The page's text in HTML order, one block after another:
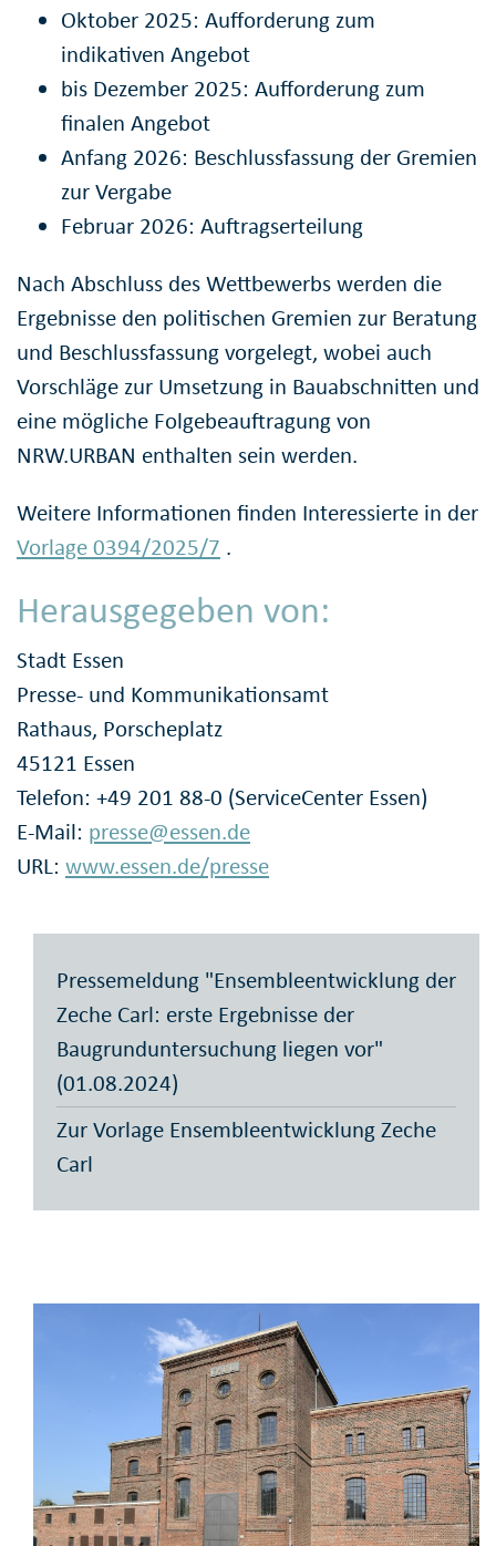
Oktober 2025: Aufforderung zum
indikativen Angebot
bis Dezember 2025: Aufforderung zum
finalen Angebot
Anfang 2026: Beschlussfassung der Gremien
zur Vergabe
Februar 2026: Auftragserteilung
Nach Abschluss des Wettbewerbs werden die
Ergebnisse den politischen Gremien zur Beratung
und Beschlussfassung vorgelegt, wobei auch
Vorschläge zur Umsetzung in Bauabschnitten und
eine mögliche Folgebeauftragung von
NRW.URBAN enthalten sein werden.
Weitere Informationen finden Interessierte in der
Vorlage 0394/2025/7 .
Herausgegeben von:
Stadt Essen
Presse- und Kommunikationsamt
Rathaus, Porscheplatz
45121 Essen
Telefon: +49 201 88-0 (ServiceCenter Essen)
E-Mail: presse@essen.de
URL: www.essen.de/presse
Pressemeldung "Ensembleentwicklung der
Zeche Carl: erste Ergebnisse der
Baugrunduntersuchung liegen vor"
(01.08.2024)
Zur Vorlage Ensembleentwicklung Zeche
Carl